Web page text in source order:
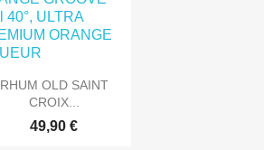
 Aperçu rapide
RHUM OLD SAINT
CROIX...
49,90 €